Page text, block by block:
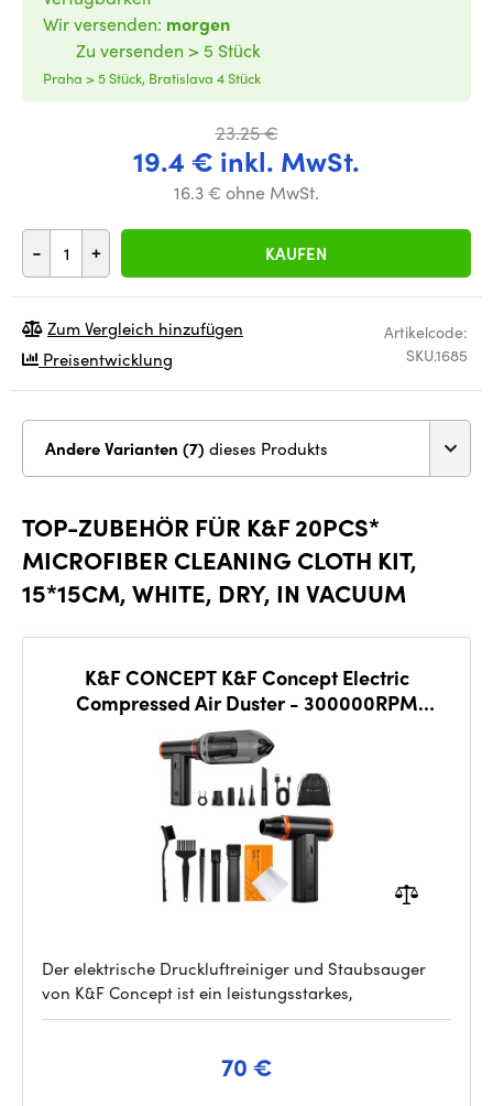
23.25 €
19.4 € inkl. MwSt.
16.3 € ohne MwSt.
- + KAUFEN
Wir versenden: morgen
Zu versenden > 5 Stück
Praha > 5 Stück, Bratislava 4 Stück
Artikelcode:
SKU.1685
Zum Vergleich hinzufügen
Preisentwicklung
Andere Varianten (7) dieses Produkts
TOP-ZUBEHÖR FÜR K&F 20PCS*
MICROFIBER CLEANING CLOTH KIT,
15*15CM, WHITE, DRY, IN VACUUM
K&F CONCEPT K&F Concept Electric
Compressed Air Duster - 300000RPM
Vacuum Cleaner, 3 Gear Adjustable
Der elektrische Druckluftreiniger und Staubsauger
von K&F Concept ist ein leistungsstarkes,
70 €